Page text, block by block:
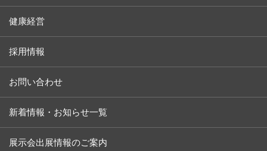
健康経営
採用情報
お問い合わせ
新着情報・お知らせ一覧
展示会出展情報のご案内